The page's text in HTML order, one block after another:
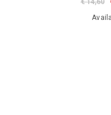
€ 14,60